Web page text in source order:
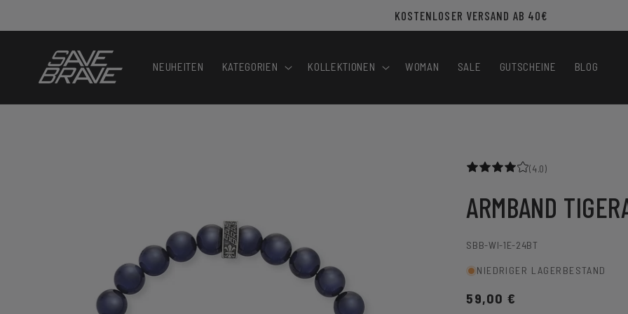
Inhalt
KOSTENLOSER VERSAND AB 40€
NEUHEITEN KATEGORIEN KOLLEKTIONEN WOMAN SALE GUTSCHEINE BLOG
(4.0)
ARMBAND
SKU:
SBB-WI-1E-24BT
NIEDRIGER LAGERBESTAND
Normaler
59,00 €